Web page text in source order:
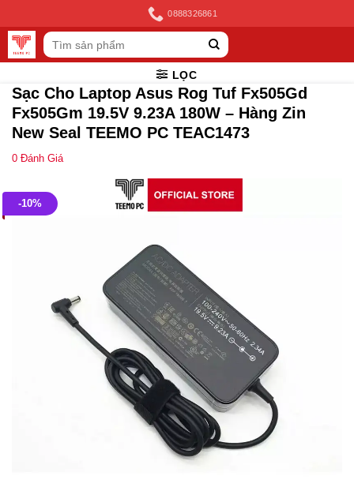
to
content
0888326861
Tìm
kiếm:
LỌC
Sạc Cho Laptop Asus Rog Tuf Fx505Gd
Fx505Gm 19.5V 9.23A 180W – Hàng Zin
New Seal TEEMO PC TEAC1473
0 Đánh Giá
-10%